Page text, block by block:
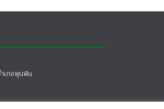
เภอพุนพิน